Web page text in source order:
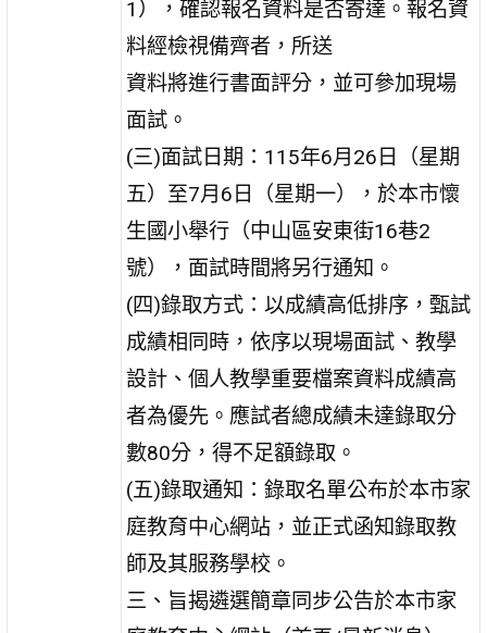
1），確認報名資料是否寄達。報名資
料經檢視備齊者，所送
資料將進行書面評分，並可參加現場
面試。
(三)面試日期：115年6月26日（星期
五）至7月6日（星期一），於本市懷
生國小舉行（中山區安東街16巷2
號），面試時間將另行通知。
(四)錄取方式：以成績高低排序，甄試
成績相同時，依序以現場面試、教學
設計、個人教學重要檔案資料成績高
者為優先。應試者總成績未達錄取分
數80分，得不足額錄取。
(五)錄取通知：錄取名單公布於本市家
庭教育中心網站，並正式函知錄取教
師及其服務學校。
三、旨揭遴選簡章同步公告於本市家